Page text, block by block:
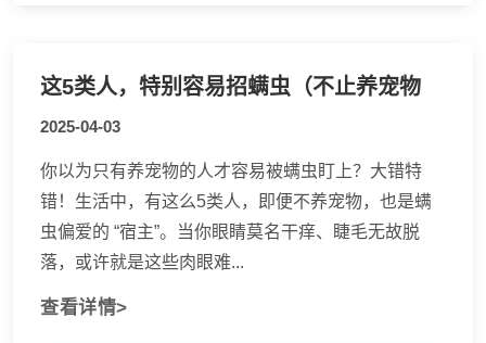
这5类人，特别容易招螨虫（不止养宠物
2025-04-03
你以为只有养宠物的人才容易被螨虫盯上？大错特
错！生活中，有这么5类人，即便不养宠物，也是螨
虫偏爱的 “宿主”。当你眼睛莫名干痒、睫毛无故脱
落，或许就是这些肉眼难...
查看详情>